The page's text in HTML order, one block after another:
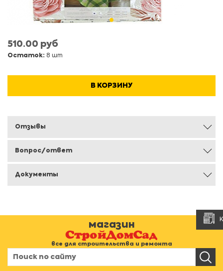
510.00 руб
Остаток: 8 шт
В КОРЗИНУ
Отзывы
Вопрос/ответ
Документы
магазин
все для строительства и ремонта